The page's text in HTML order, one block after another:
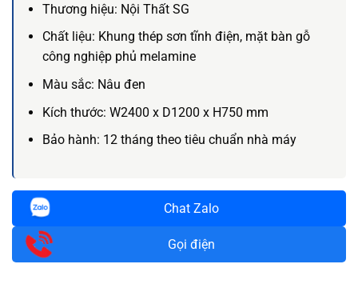
Thương hiệu: Nội Thất SG
Chất liệu: Khung thép sơn tĩnh điện, mặt bàn gỗ
công nghiệp phủ melamine
Màu sắc: Nâu đen
Kích thước: W2400 x D1200 x H750 mm
Bảo hành: 12 tháng theo tiêu chuẩn nhà máy
Chat Zalo
Gọi điện